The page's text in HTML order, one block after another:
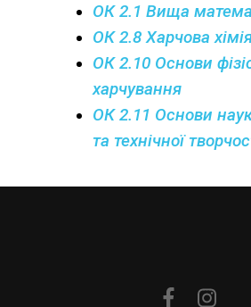
ОК 2.1 Вища
ОК 2.8 Харчова
ОК 2.10 Основи
харчування
ОК 2.11 Основи
та технічної